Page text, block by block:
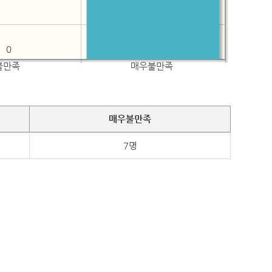
만족 매우불만족
0
매우불만족
7명